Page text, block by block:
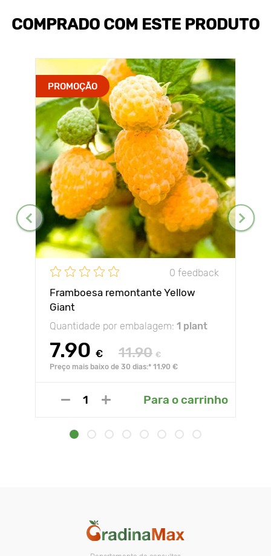
COMPRADO COM ESTE PRODUTO
PROMOÇÃO
0 feedback
Framboesa remontante Yellow
Giant
Quantidade por embalagem: 1 plant
7.90 € 11.90 €
Preço mais baixo de 30 dias:* 11.90 €
Para o carrinho